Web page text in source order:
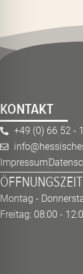
KONTAKT
+49 (0) 66 52 -
Impressum
Montag -
Freitag: 08:00 -